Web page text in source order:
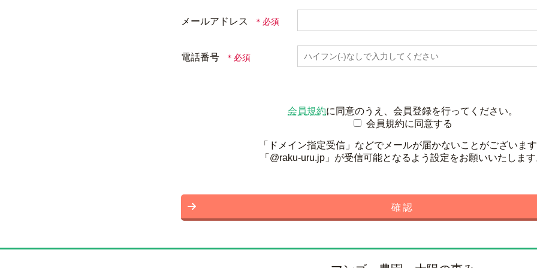
メールアドレス
電話番号
会員規約に同意のうえ、会員登録を行ってください。
会員規約に同意する
「ドメイン指定受信」などでメールが届かないことがございま
「@raku-uru.jp」が受信可能となるよう設定をお願いいたしま
確認